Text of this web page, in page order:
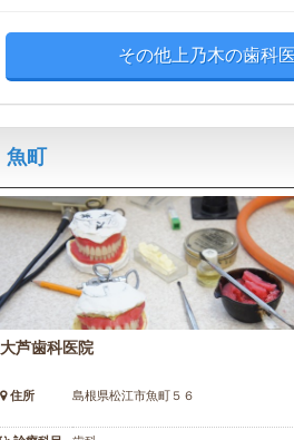
その他上乃木の歯科
魚町
大芦歯科医院
住所 島根県松江市魚町５６